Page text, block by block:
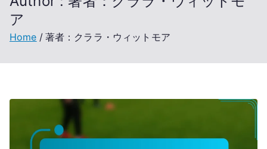
ア
Home 著者：クララ・ウィットモア